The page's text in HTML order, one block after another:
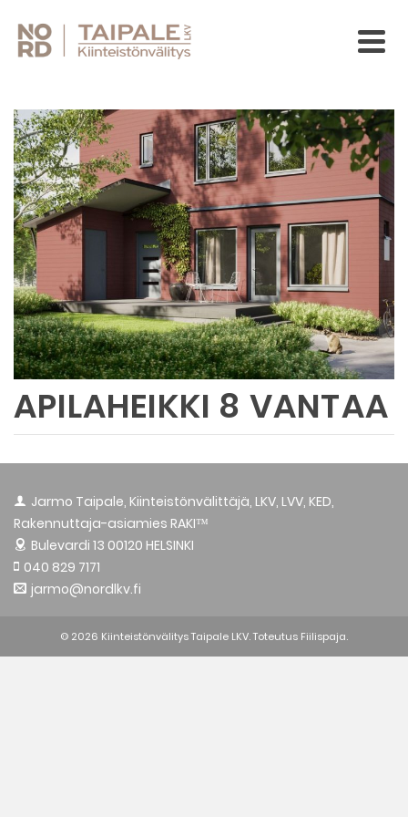
APILAHEIKKI 8 VANTAA
Jarmo Taipale, Kiinteistönvälittäjä, LKV, LVV, KED,
Rakennuttaja-asiamies RAKI™
Bulevardi 13 00120 HELSINKI
040 829 7171
jarmo@nordlkv.fi
© 2026 Kiinteistönvälitys Taipale LKV. Toteutus Fiilispaja.